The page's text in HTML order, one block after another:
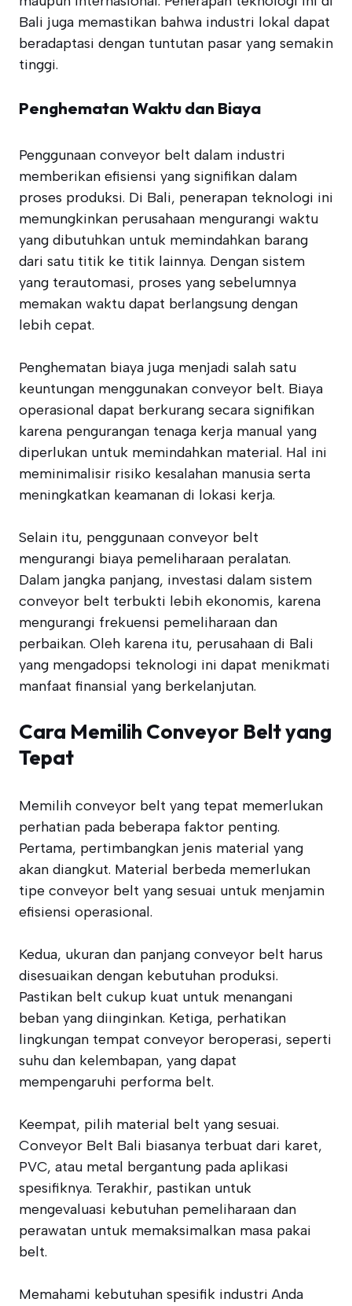
Bali juga memastikan bahwa industri lokal dapat
beradaptasi dengan tuntutan pasar yang semakin
tinggi.
Penghematan Waktu dan Biaya
Penggunaan conveyor belt dalam industri
memberikan efisiensi yang signifikan dalam
proses produksi. Di Bali, penerapan teknologi ini
memungkinkan perusahaan mengurangi waktu
yang dibutuhkan untuk memindahkan barang
dari satu titik ke titik lainnya. Dengan sistem
yang terautomasi, proses yang sebelumnya
memakan waktu dapat berlangsung dengan
lebih cepat.
Penghematan biaya juga menjadi salah satu
keuntungan menggunakan conveyor belt. Biaya
operasional dapat berkurang secara signifikan
karena pengurangan tenaga kerja manual yang
diperlukan untuk memindahkan material. Hal ini
meminimalisir risiko kesalahan manusia serta
meningkatkan keamanan di lokasi kerja.
Selain itu, penggunaan conveyor belt
mengurangi biaya pemeliharaan peralatan.
Dalam jangka panjang, investasi dalam sistem
conveyor belt terbukti lebih ekonomis, karena
mengurangi frekuensi pemeliharaan dan
perbaikan. Oleh karena itu, perusahaan di Bali
yang mengadopsi teknologi ini dapat menikmati
manfaat finansial yang berkelanjutan.
Cara Memilih Conveyor Belt yang
Tepat
Memilih conveyor belt yang tepat memerlukan
perhatian pada beberapa faktor penting.
Pertama, pertimbangkan jenis material yang
akan diangkut. Material berbeda memerlukan
tipe conveyor belt yang sesuai untuk menjamin
efisiensi operasional.
Kedua, ukuran dan panjang conveyor belt harus
disesuaikan dengan kebutuhan produksi.
Pastikan belt cukup kuat untuk menangani
beban yang diinginkan. Ketiga, perhatikan
lingkungan tempat conveyor beroperasi, seperti
suhu dan kelembapan, yang dapat
mempengaruhi performa belt.
Keempat, pilih material belt yang sesuai.
Conveyor Belt Bali biasanya terbuat dari karet,
PVC, atau metal bergantung pada aplikasi
spesifiknya. Terakhir, pastikan untuk
mengevaluasi kebutuhan pemeliharaan dan
perawatan untuk memaksimalkan masa pakai
belt.
Memahami kebutuhan spesifik industri Anda